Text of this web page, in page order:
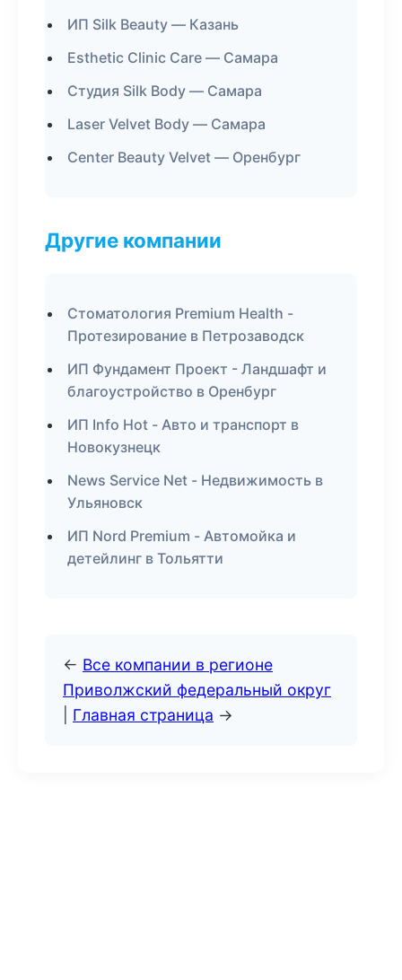
ИП Silk Beauty — Казань
Esthetic Clinic Care — Самара
Студия Silk Body — Самара
Laser Velvet Body — Самара
Center Beauty Velvet — Оренбург
Другие компании
Стоматология Premium Health -
Протезирование в Петрозаводск
ИП Фундамент Проект - Ландшафт и
благоустройство в Оренбург
ИП Info Hot - Авто и транспорт в
Новокузнецк
News Service Net - Недвижимость в
Ульяновск
ИП Nord Premium - Автомойка и
детейлинг в Тольятти
← Все компании в регионе
Приволжский федеральный округ
Главная страница →